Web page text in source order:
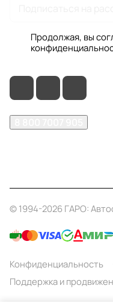
Продолжая, вы
© 1994-2026 ГАРО:
Конфиденциальность
Поддержка и